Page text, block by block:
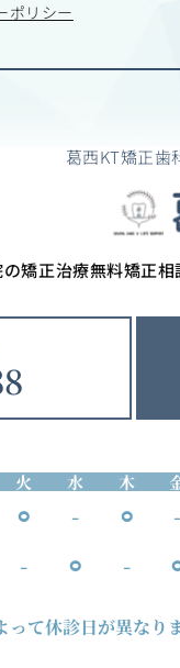
ポリシー
葛西KT矯正歯
の矯正治療無料矯正
火 水 木
⚪︎ - ⚪︎ -
- ⚪︎ -
て休診日が異なり